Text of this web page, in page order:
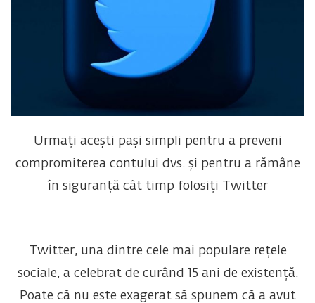
Urmați acești pași simpli pentru a preveni
compromiterea contului dvs. și pentru a rămâne
în siguranță cât timp folosiți Twitter
Twitter, una dintre cele mai populare rețele
sociale, a celebrat de curând 15 ani de existență.
Poate că nu este exagerat să spunem că a avut